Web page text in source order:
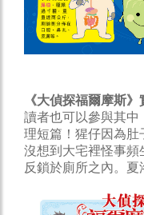
《大偵探福爾摩斯
讀者也可以參與其中
理短篇！猩仔因為肚
沒想到大宅裡怪事頻
反鎖於廁所之內。夏